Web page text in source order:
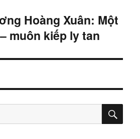
Hoàng Xuân: Một
muôn kiếp ly tan
TÌM